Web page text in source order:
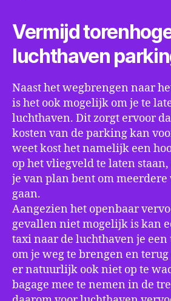
Vermijd
luchthaven
Naast het wegbrengen naar
is het ook mogelijk om je te
luchthaven. Dit zorgt ervoor
kosten van de parking kan
weet kost het namelijk een
op het vliegveld te laten
je van plan bent om meerdere
gaan.
Aangezien het openbaar
gevallen niet mogelijk is kan
taxi naar de luchthaven je
om je weg te brengen en terug
er natuurlijk ook niet op te
bagage mee te nemen in de